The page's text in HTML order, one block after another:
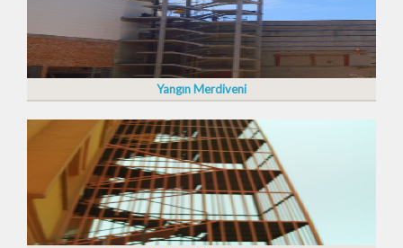
Yangın Merdiveni